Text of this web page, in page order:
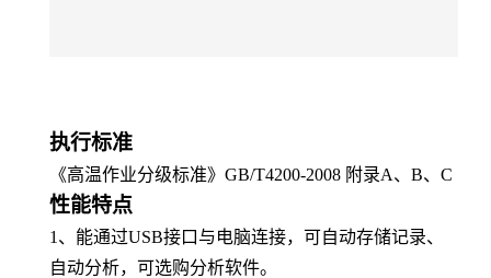
执行标准
《高温作业分级标准》GB/T4200-2008 附录A、B、C
性能特点
1、 能通过USB接口与电脑连接，可自动存储记录、
自动分析， 可选购分析软件。